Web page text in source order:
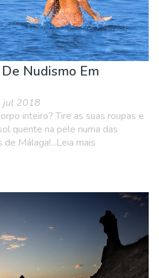
Nudismo Em
jul 2018
inteiro? Tire as suas roupas e
quente na pele numa das
Málaga!...Leia mais